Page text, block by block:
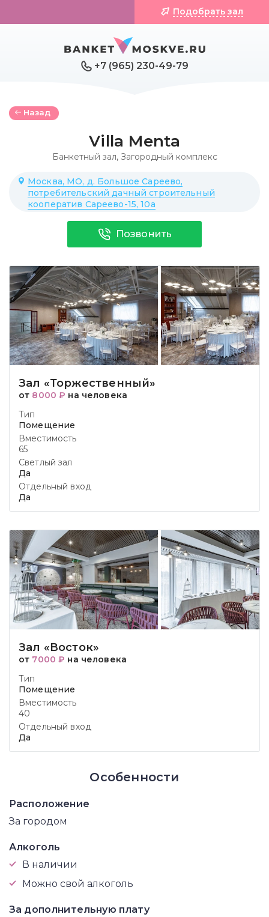
+7 (965) 230-49-79
Подобрать зал
Назад
Villa Menta
Банкетный зал,Загородный комплекс
Москва, МО, д. Большое Сареево,
потребительский дачный строительный
кооператив Сареево-15, 10а
Позвонить
Зал «Торжественный»
от 8000 ₽ на человека
Тип
Помещение
Вместимость
65
Светлый зал
Да
Отдельный вход
Да
Зал «Восток»
от 7000 ₽ на человека
Тип
Помещение
Вместимость
40
Отдельный вход
Да
Особенности
Расположение
За городом
Алкоголь
В наличии
Можно свой алкоголь
За дополнительную плату